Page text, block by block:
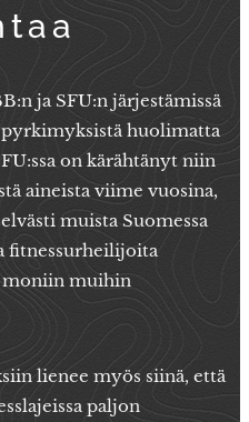
ja SFU:n järjestämissä
huolimatta
on kärähtänyt niin
aineista viime vuosina,
muista Suomessa
fitnessurheilijoita
moniin muihin
lienee myös siinä, että
paljon